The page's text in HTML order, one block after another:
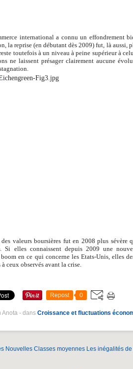
international a connu un effondrement
la reprise (en débutant dès 2009) fut, là aussi,
toutefois à un niveau à peine supérieur à
ne laissent présager clairement aucune
valeurs boursières fut en 2008 plus sévère
Si elles connaissent depuis 2009 une
en ce qui concerne les Etats-Unis, elles
ceux observés avant la crise.
Repost 0
Anota - dans Croissance et fluctuations
Nouvelles Classes moyennes Les inégalités